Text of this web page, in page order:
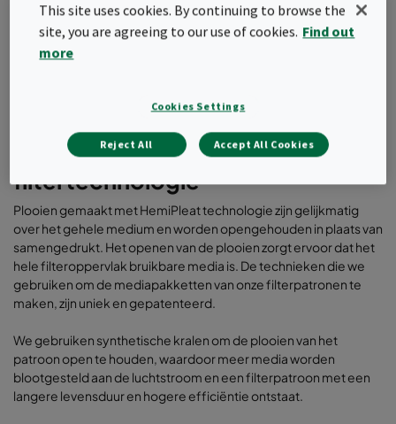
HemiPleat: geavanceerde
filtertechnologie
Plooien gemaakt met HemiPleat technologie zijn gelijkmatig
over het gehele medium en worden opengehouden in plaats van
samengedrukt. Het openen van de plooien zorgt ervoor dat het
hele filteroppervlak bruikbare media is. De technieken die we
gebruiken om de mediapakketten van onze filterpatronen te
maken, zijn uniek en gepatenteerd.
We gebruiken synthetische kralen om de plooien van het
patroon open te houden, waardoor meer media worden
blootgesteld aan de luchtstroom en een filterpatroon met een
langere levensduur en hogere efficiëntie ontstaat.
This site uses cookies. By continuing to browse the
site, you are agreeing to our use of cookies. Find out
more
Cookies Settings
Reject All Accept All Cookies